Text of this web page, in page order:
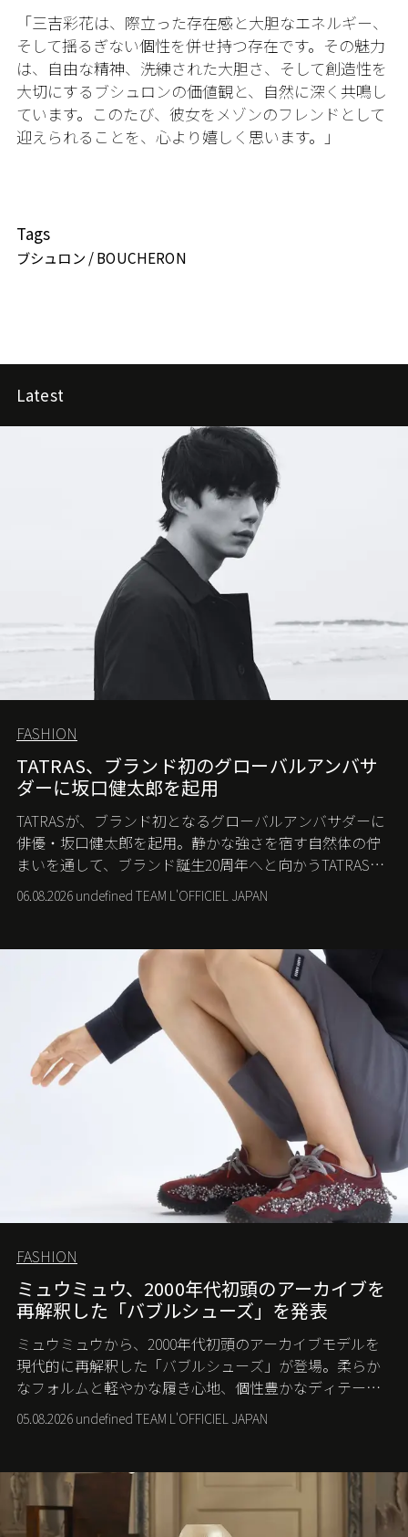
「三吉彩花は、際立った存在感と大胆なエネルギー、
そして揺るぎない個性を併せ持つ存在です。その魅力
は、自由な精神、洗練された大胆さ、そして創造性を
大切にするブシュロンの価値観と、自然に深く共鳴し
ています。このたび、彼女をメゾンのフレンドとして
迎えられることを、心より嬉しく思います。」
Tags
ブシュロン / BOUCHERON
Latest
FASHION
TATRAS、ブランド初のグローバルアンバサ
ダーに坂口健太郎を起用
TATRASが、ブランド初となるグローバルアンバサダーに
俳優・坂口健太郎を起用。静かな強さを宿す自然体の佇
まいを通して、ブランド誕生20周年へと向かうTATRASの
新たなストーリーを発信する。
06.08.2026 undefined TEAM L'OFFICIEL JAPAN
FASHION
ミュウミュウ、2000年代初頭のアーカイブを
再解釈した「バブルシューズ」を発表
ミュウミュウから、2000年代初頭のアーカイブモデルを
現代的に再解釈した「バブルシューズ」が登場。柔らか
なフォルムと軽やかな履き心地、個性豊かなディテール
が、スポーツウェアの美学に新たな表情を添える。
05.08.2026 undefined TEAM L'OFFICIEL JAPAN